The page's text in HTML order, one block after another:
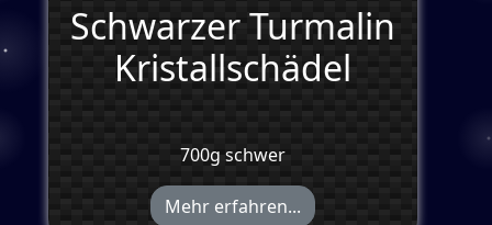
Schwarzer Turmalin
Kristallschädel
700g schwer
Mehr erfahren...